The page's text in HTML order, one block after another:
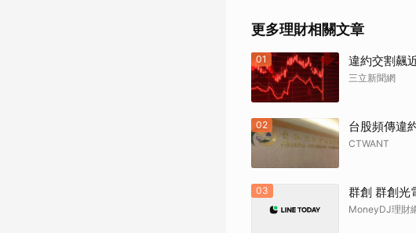
更多理財相關文章
01 違約交割飆
三立新聞網
02 台股頻傳違
CTWANT
03 群創 群創光
MoneyDJ理財